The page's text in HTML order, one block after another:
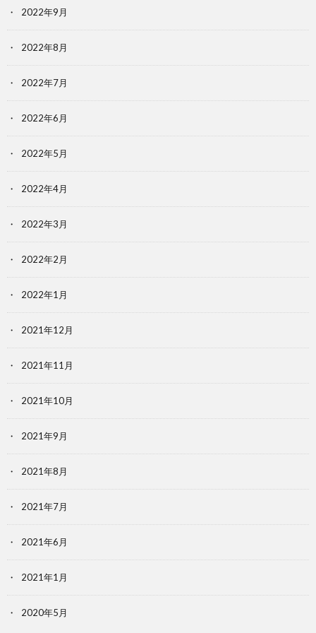
2022年9月
2022年8月
2022年7月
2022年6月
2022年5月
2022年4月
2022年3月
2022年2月
2022年1月
2021年12月
2021年11月
2021年10月
2021年9月
2021年8月
2021年7月
2021年6月
2021年1月
2020年5月